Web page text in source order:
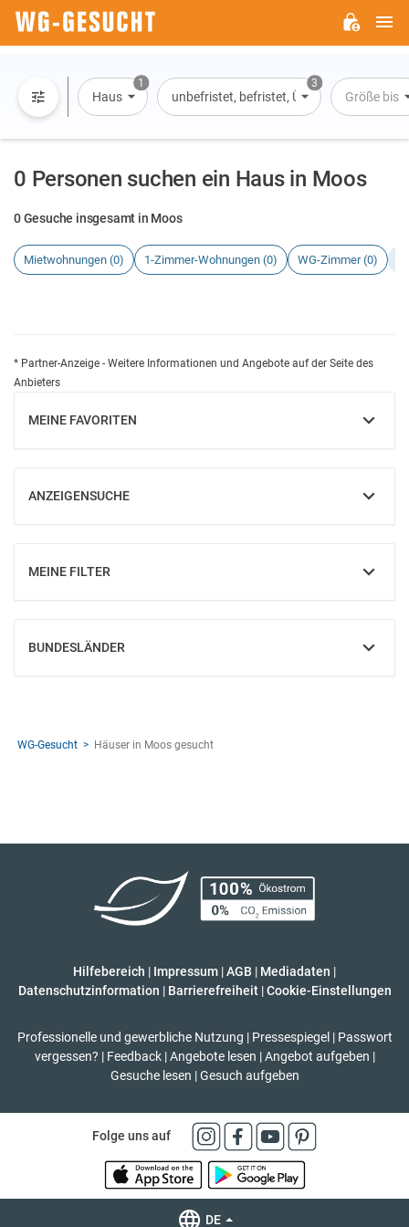
1
Haus
3
unbefristet, befristet, ÜbernachtungGröße bis
0 Personen suchen ein Haus in Moos
0 Gesuche insgesamt in Moos
Mietwohnungen (0) 1-Zimmer-Wohnungen (0) WG-Zimmer (0)
* Partner-Anzeige - Weitere Informationen und Angebote auf der Seite des
Anbieters
MEINE FAVORITEN
EINBLENDEN
ANZEIGENSUCHE
EINBLENDEN
MEINE FILTER
EINBLENDEN
BUNDESLÄNDER
EINBLENDEN
WG-Gesucht Häuser in Moos gesucht
Hilfebereich | Impressum |AGB | Mediadaten |
Datenschutzinformation | Barrierefreiheit | Cookie-Einstellungen
Professionelle und gewerbliche Nutzung | Pressespiegel | Passwort
vergessen? | Feedback | Angebote lesen | Angebot aufgeben |
Gesuche lesen | Gesuch aufgeben
Folge uns auf
DE